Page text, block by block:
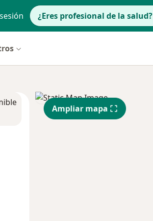
¿Eres profesional de la salud?
Ampliar mapa